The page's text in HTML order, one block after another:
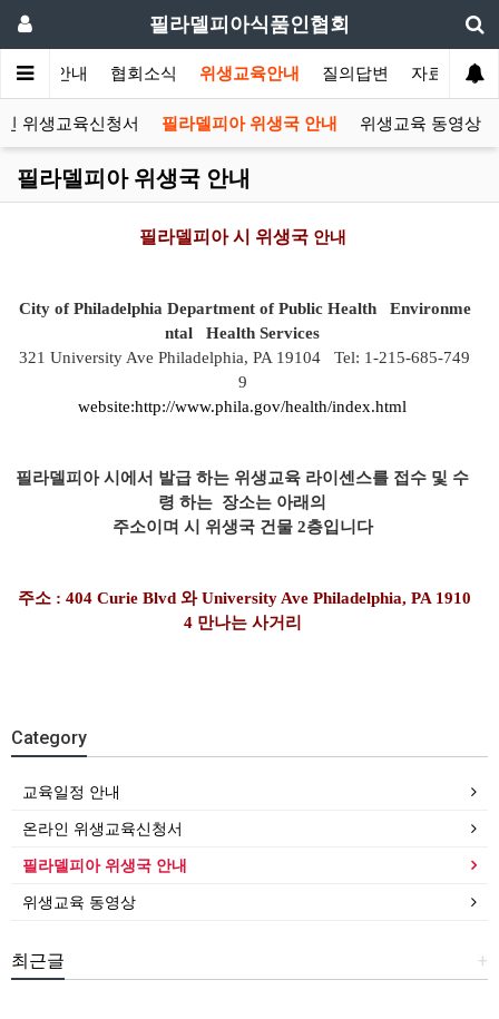
필라델피아식품인협회
협회안내 협회소식 위생교육안내 질의답변 자료실
위생교육신청서 필라델피아 위생국 안내 위생교육 동영상
필라델피아 위생국 안내
필라델피아 시 위생국안내
City of Philadelphia Department of Public Health Environme
ntal Health Services
321 University Ave Philadelphia, PA 19104 Tel: 1-215-685-749
9
website:http://www.phila.gov/health/index.html
필라델피아 시에서 발급 하는 위생교육 라이센스를 접수 및 수
령 하는 장소는 아래의
주소이며 시 위생국 건물 2층입니다
주소 : 404 Curie Blvd 와 University Ave Philadelphia, PA 1910
4 만나는 사거리
Category
교육일정 안내
온라인 위생교육신청서
필라델피아 위생국 안내
위생교육 동영상
+
최근글